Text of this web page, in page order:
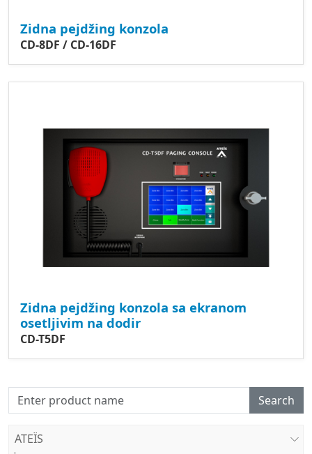
Zidna pejdžing konzola
CD-8DF / CD-16DF
Zidna pejdžing konzola sa ekranom
osetljivim na dodir
CD-T5DF
Search
ATEÏS